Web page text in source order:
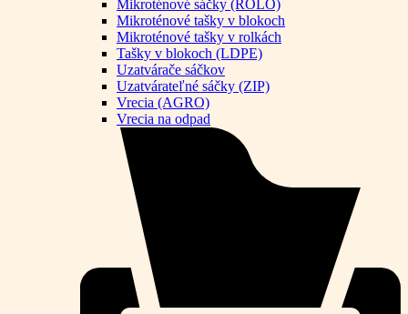
Mikroténové sáčky (ROLO)
Mikroténové tašky v blokoch
Mikroténové tašky v rolkách
Tašky v blokoch (LDPE)
Uzatvárače sáčkov
Uzatvárateľné sáčky (ZIP)
Vrecia (AGRO)
Vrecia na odpad